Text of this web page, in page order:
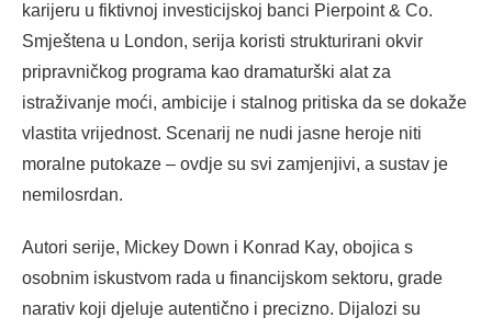
karijeru u fiktivnoj investicijskoj banci Pierpoint & Co.
Smještena u London, serija koristi strukturirani okvir
pripravničkog programa kao dramaturški alat za
istraživanje moći, ambicije i stalnog pritiska da se dokaže
vlastita vrijednost. Scenarij ne nudi jasne heroje niti
moralne putokaze – ovdje su svi zamjenjivi, a sustav je
nemilosrdan.
Autori serije, Mickey Down i Konrad Kay, obojica s
osobnim iskustvom rada u financijskom sektoru, grade
narativ koji djeluje autentično i precizno. Dijalozi su